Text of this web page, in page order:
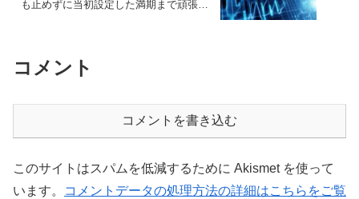
も止めずに当初設定した満期まで頑張っ
コメント
コメントを書き込む
このサイトはスパムを低減するために Akismet を使って
います。
コメントデータの処理方法の詳細はこちらをご覧